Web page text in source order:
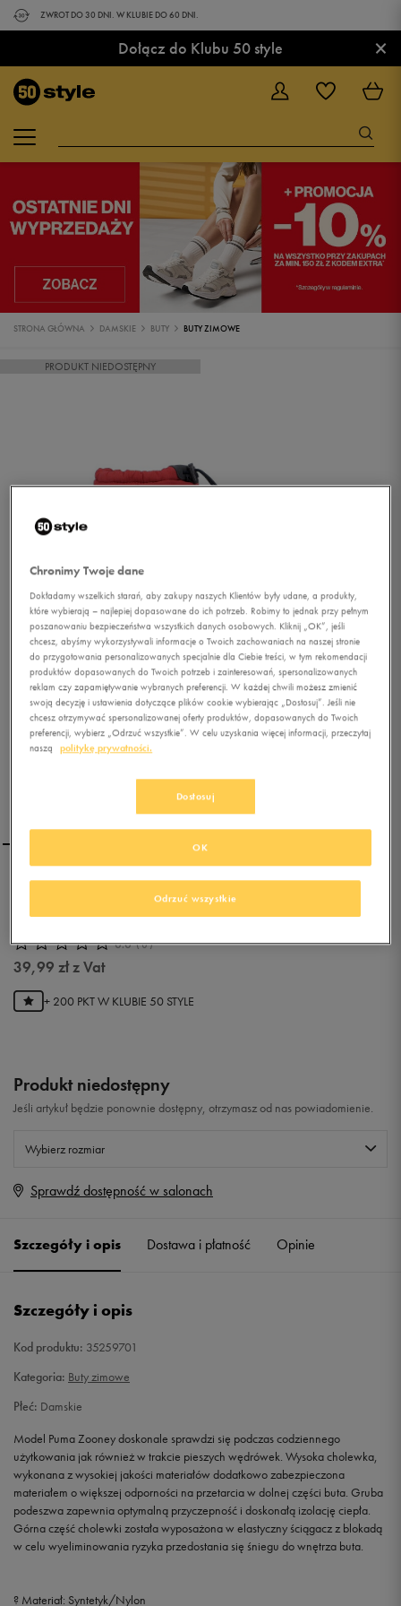
ZWROT DO 30 DNI. W KLUBIE DO 60 DNI.
Dołącz do Klubu 50 style ×
STRONA GŁÓWNA DAMSKIE BUTY BUTY ZIMOWE
PRODUKT NIEDOSTĘPNY
1/4
PUMA ZOONEY NYLON
0.0(0)
39,99 złz Vat
+ 200 PKT W KLUBIE 50 STYLE
Produkt niedostępny
Jeśli artykuł będzie ponownie dostępny, otrzymasz od nas powiadomienie.
Wybierz rozmiar
Rozmiary EU
39 25 cm
40,5 26 cm Powiadom o dostępności
41 26,5 cm Powiadom o dostępności
Sprawdź dostępność w salonach
Szczegóły i opis Dostawa i płatność Opinie
Szczegóły i opis
Kod produktu: 35259701
Kategoria: Buty zimowe
Płeć: Damskie
Model Puma Zooney doskonale sprawdzi się podczas codziennego
użytkowania jak również w trakcie pieszych wędrówek. Wysoka cholewka,
wykonana z wysokiej jakości materiałów dodatkowo zabezpieczona
materiałem o większej odporności na przetarcia w dolnej części buta. Gruba
podeszwa zapewnia optymalną przyczepność i doskonałą izolację ciepła.
Górna część cholewki została wyposażona w elastyczny ściągacz z blokadą
w celu wyeliminowania ryzyka przedostania się śniegu do wnętrza buta.
? Materiał: Syntetyk/Nylon
Chronimy Twoje dane
Dokładamy wszelkich starań, aby zakupy naszych Klientów były udane, a produkty,
które wybierają – najlepiej dopasowane do ich potrzeb. Robimy to jednak przy pełnym
poszanowaniu bezpieczeństwa wszystkich danych osobowych. Kliknij „OK”, jeśli
chcesz, abyśmy wykorzystywali informacje o Twoich zachowaniach na naszej stronie
do przygotowania personalizowanych specjalnie dla Ciebie treści, w tym rekomendacji
produktów dopasowanych do Twoich potrzeb i zainteresowań, spersonalizowanych
reklam czy zapamiętywanie wybranych preferencji. W każdej chwili możesz zmienić
swoją decyzję i ustawienia dotyczące plików cookie wybierając „Dostosuj”. Jeśli nie
chcesz otrzymywać spersonalizowanej oferty produktów, dopasowanych do Twoich
preferencji, wybierz „Odrzuć wszystkie”. W celu uzyskania więcej informacji, przeczytaj
naszą
politykę prywatności.
Dostosuj
Odrzuć wszystkie
OK